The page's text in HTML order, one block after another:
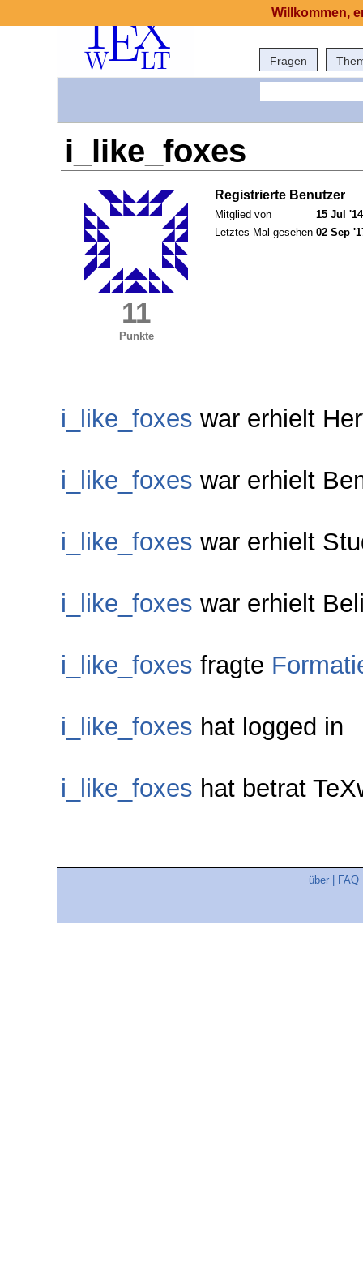
Fragen
i_like_foxes
11
Punkte
Registrierte Benutzer
Mitglied von
15 Jul
Letztes Mal gesehen 02 Sep
i_like_foxes war erhielt
i_like_foxes war erhielt
i_like_foxes war erhielt
i_like_foxes war erhielt
i_like_foxes fragte
i_like_foxes hat logged in
i_like_foxes hat betrat
über FAQ
Willkommen,